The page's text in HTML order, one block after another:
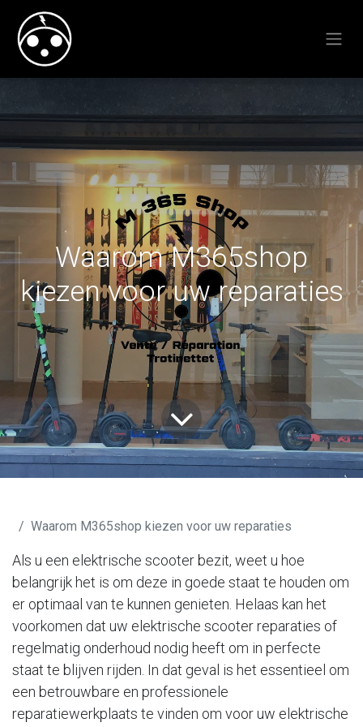
Waarom M365shop
kiezen voor uw reparaties
Waarom M365shop kiezen voor uw reparaties
Als u een elektrische scooter bezit, weet u hoe
belangrijk het is om deze in goede staat te houden om
er optimaal van te kunnen genieten. Helaas kan het
voorkomen dat uw elektrische scooter reparaties of
regelmatig onderhoud nodig heeft om in perfecte
staat te blijven rijden. In dat geval is het essentieel om
een betrouwbare en professionele
reparatiewerkplaats te vinden om voor uw elektrische